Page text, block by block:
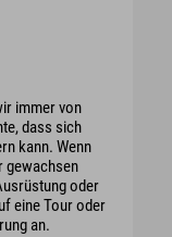
immer von
dass sich
kann. Wenn
gewachsen
oder
eine Tour oder
an.